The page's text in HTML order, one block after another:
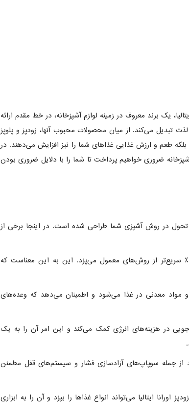
یک برند معروف در زمینه لوازم آشپزخانه، در خط مقدم ارائه
تبدیل می‌کند. از میان محصولات محبوب آنها، زودپز و پلوپز
بلکه طعم و ارزش غذایی غذاهای شما را نیز افزایش می‌دهند. در
ضروری خواهیم پرداخت تا شما را با دلایل ضروری بودن
تحول در روش آشپزی شما طراحی شده است. در اینجا برخی از
: زودپز با استفاده از بخار با فشار بالا، غذا را تا ۷۰٪ سریع‌تر از روش‌های معمول می‌پزد. این به این معناست که
مواد معدنی در غذا می‌شود و اطمینان می‌دهد که وعده‌های
در هزینه‌های انرژی کمک می‌کند و این امر آن را به یک
از جمله سوپاپ‌های آزادسازی فشار و سیستم‌های قفل مطمئن
ایتالیا می‌تواند انواع غذاها را بپزد و آن را به ابزاری